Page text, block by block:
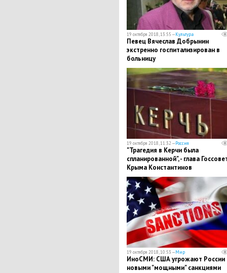
19 октября 2018, 13:55 —Культура
Певец Вячеслав Добрынин
экстренно госпитализирован в
больницу
19 октября 2018, 11:32 —Россия
"Трагедия в Керчи была
спланированной", - глава
Крыма Константинов
19 октября 2018, 10:53 —Мир
ИноСМИ: США угрожают России
новыми "мощными" санкциями